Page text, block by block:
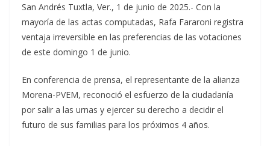
San Andrés Tuxtla, Ver., 1 de junio de 2025.- Con la
mayoría de las actas computadas, Rafa Fararoni registra
ventaja irreversible en las preferencias de las votaciones
de este domingo 1 de junio.
En conferencia de prensa, el representante de la alianza
Morena-PVEM, reconoció el esfuerzo de la ciudadanía
por salir a las urnas y ejercer su derecho a decidir el
futuro de sus familias para los próximos 4 años.